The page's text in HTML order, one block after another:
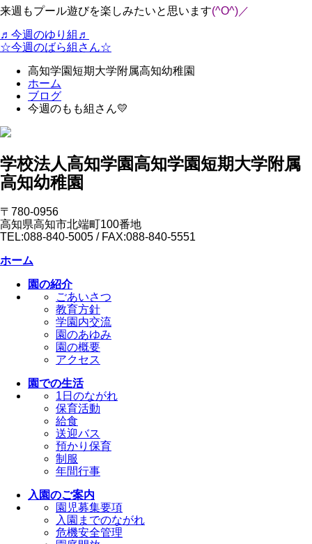
来週もプール遊びを楽しみたいと思います(^O^)／
♬今週のゆり組♬
☆今週のばら組さん☆
高知学園短期大学附属高知幼稚園
ホーム
ブログ
今週のもも組さん💛
学校法人高知学園高知学園短期大学附属
高知幼稚園
〒780-0956
高知県高知市北端町100番地
TEL:088-840-5005 / FAX:088-840-5551
ホーム
園の紹介
ごあいさつ
教育方針
学園内交流
園のあゆみ
園の概要
アクセス
園での生活
1日のながれ
保育活動
給食
送迎バス
預かり保育
制服
年間行事
入園のご案内
園児募集要項
入園までのながれ
危機安全管理